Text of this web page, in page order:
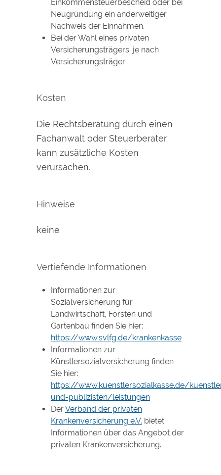
Einkommensteuerbescheid oder bei
Neugründung ein anderweitiger
Nachweis der Einnahmen.
Bei der Wahl eines privaten
Versicherungsträgers: je nach
Versicherungsträger
Kosten
Die Rechtsberatung durch einen
Fachanwalt oder Steuerberater
kann zusätzliche Kosten
verursachen.
Hinweise
keine
Vertiefende Informationen
Informationen zur
Sozialversicherung für
Landwirtschaft, Forsten und
Gartenbau finden Sie hier:
https://www.svlfg.de/krankenkasse
Informationen zur
Künstlersozialversicherung finden
Sie hier:
https://www.kuenstlersozialkasse.de/
und-publizisten/leistungen
DerVerband der privaten
Krankenversicherung e.V. bietet
Informationen über das Angebot der
privaten Krankenversicherung.